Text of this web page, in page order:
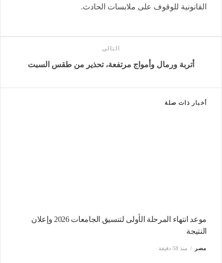
القانونية للوقوف على ملابسات الحادث.
التالى
أتربة ورمال وأمواج مرتفعة، تحذير من طقس السبت
أخبار ذات صلة
موعد انتهاء المرحلة الأولى لتنسيق الجامعات 2026 وإعلان
النتيجة
مصر منذ 58 دقيقة